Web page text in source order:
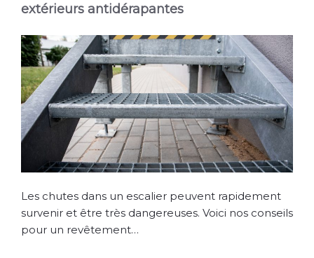
extérieurs antidérapantes
Les chutes dans un escalier peuvent rapidement
survenir et être très dangereuses. Voici nos conseils
pour un revêtement…